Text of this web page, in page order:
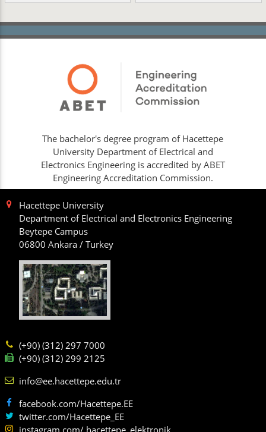
The bachelor's degree program of Hacettepe
University Department of Electrical and
Electronics Engineering is accredited by ABET
Engineering Accreditation Commission.
Hacettepe University
Department of Electrical and Electronics Engineering
Beytepe Campus
06800 Ankara / Turkey
(+90) (312) 297 7000
(+90) (312) 299 2125
info@ee.hacettepe.edu.tr
facebook.com/Hacettepe.EE
twitter.com/Hacettepe_EE